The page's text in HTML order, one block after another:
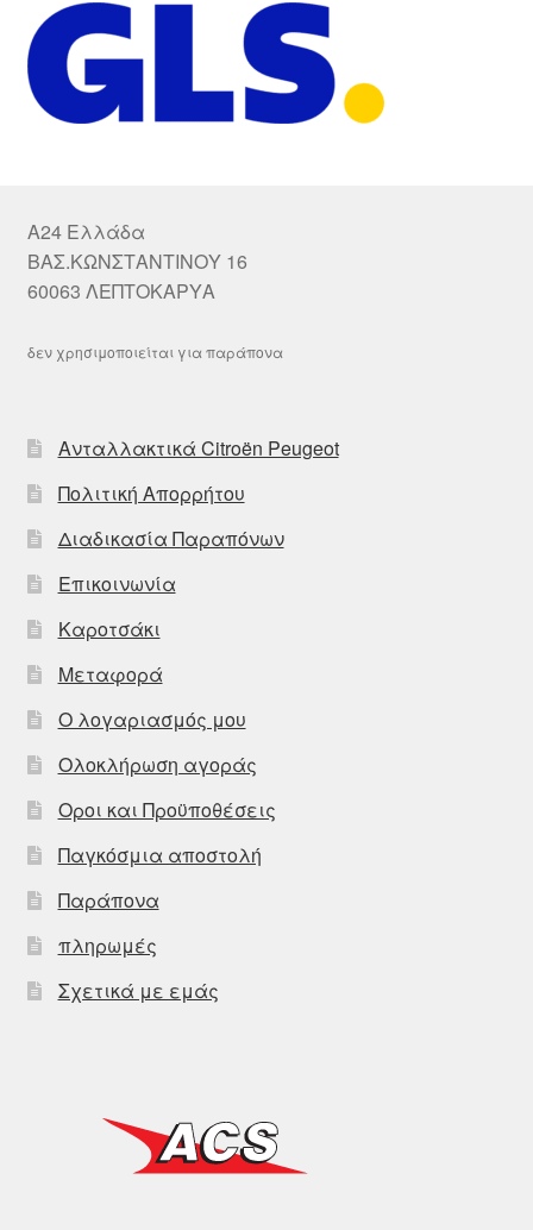
A24 Ελλάδα
ΒΑΣ.ΚΩΝΣΤΑΝΤΙΝΟΥ 16
60063 ΛΕΠΤΟΚΑΡΥΑ
δεν χρησιμοποιείται για παράπονα
Ανταλλακτικά Citroën Peugeot
Πολιτική Απορρήτου
Διαδικασία Παραπόνων
Επικοινωνία
Καροτσάκι
Μεταφορά
Ο λογαριασμός μου
Ολοκλήρωση αγοράς
Οροι και Προϋποθέσεις
Παγκόσμια αποστολή
Παράπονα
πληρωμές
Σχετικά με εμάς